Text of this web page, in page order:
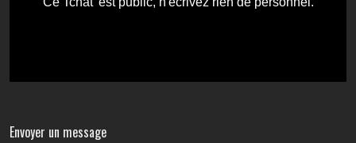
Envoyer un message